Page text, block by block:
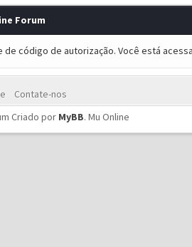
Forum
de código de autorização. Você está
Contate-nos
Criado por MyBB. Mu Online